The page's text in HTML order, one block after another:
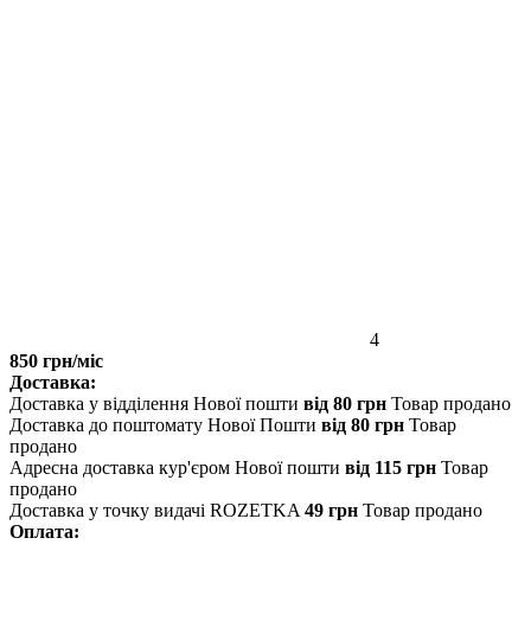
4
850 грн/міс
Доставка:
Доставка у відділення Нової пошти від 80 грн Товар продано
Доставка до поштомату Нової Пошти від 80 грн Товар
продано
Адресна доставка кур'єром Нової пошти від 115 грн Товар
продано
Доставка у точку видачі ROZETKA 49 грн Товар продано
Оплата: